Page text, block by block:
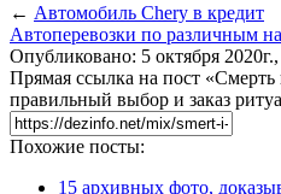
← Автомобиль Chery в кредит
Автоперевозки по различным
Опубликовано: 5 октября
Прямая ссылка на пост
правильный выбор и заказ
Похожие посты:
15 архивных фото,